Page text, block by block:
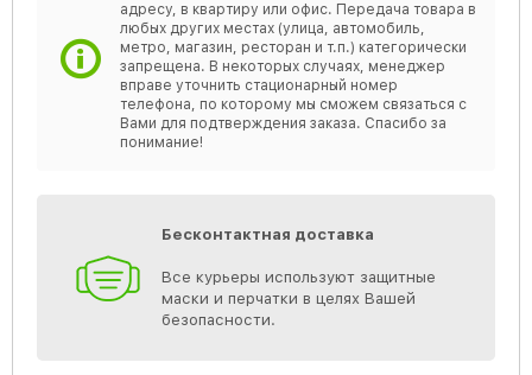
адресу, в квартиру или офис. Передача товара в
любых других местах (улица, автомобиль,
метро, магазин, ресторан и т.п.) категорически
запрещена. В некоторых случаях, менеджер
вправе уточнить стационарный номер
телефона, по которому мы сможем связаться с
Вами для подтверждения заказа. Спасибо за
понимание!
Бесконтактная доставка
Все курьеры используют защитные
маски и перчатки в целях Вашей
безопасности.